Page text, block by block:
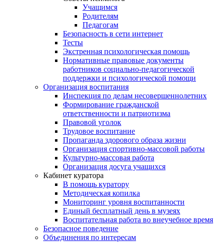
Учащимся
Родителям
Педагогам
Безопасность в сети интернет
Тесты
Экстренная психологическая помощь
Нормативные правовые документы
работников социально-педагогической
поддержки и психологической помощи
Организация воспитания
Инспекция по делам несовершеннолетних
Формирование гражданской
ответственности и патриотизма
Правовой уголок
Трудовое воспитание
Пропаганда здорового образа жизни
Организация спортивно-массовой работы
Культурно-массовая работа
Организация досуга учащихся
Кабинет куратора
В помощь куратору
Методическая копилка
Мониторинг уровня воспитанности
Единый бесплатный день в музеях
Воспитательная работа во внеучебное время
Безопасное поведение
Объединения по интересам